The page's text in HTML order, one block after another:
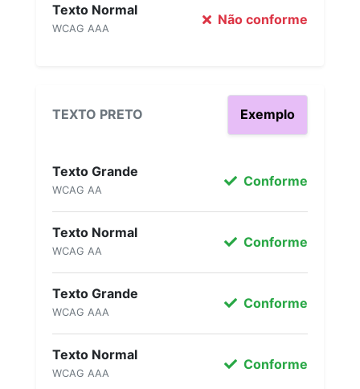
Texto Normal
WCAG AAA
Não conforme
TEXTO PRETO Exemplo
Texto Grande
WCAG AA
Conforme
Texto Normal
WCAG AA
Conforme
Texto Grande
WCAG AAA
Conforme
Texto Normal
WCAG AAA
Conforme